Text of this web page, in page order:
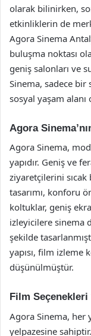
olarak bilinirken,
etkinliklerin de
Agora Sinema
buluşma noktası
geniş salonları ve
Sinema, sadece
sosyal yaşam
Agora
Agora Sinema,
yapıdır. Geniş ve
ziyaretçilerini
tasarımı, konforu
koltuklar, geniş
izleyicilere sinema
şekilde
yapısı, film izleme
düşünülmüştür.
Film
Agora Sinema, her
yelpazesine sahiptir.